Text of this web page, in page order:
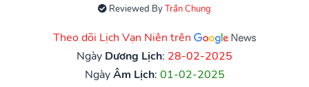
Reviewed ByTrần Chung
Theo dõi Lịch Vạn Niên trên
Ngày Dương Lịch: 28-02-2025
NgàyÂm Lịch: 01-02-2025